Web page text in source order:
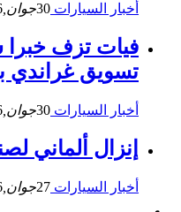
أخبار السيارات 30جوان,
فيات تزف
تسويق غراندي
أخبار السيارات 30جوان,
إنزال ألماني
أخبار السيارات 27جوان,